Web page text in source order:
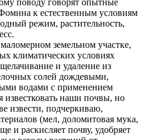
поводу говорят опытные
к естественным условиям
режим, растительность,
земельном участке,
климатических условиях
и удаление из
солей дождевыми,
водами с применением
наши почвы, но
извести, подчеркиваю,
(мел, доломитовая мука,
и раскисляет почву, удобряет